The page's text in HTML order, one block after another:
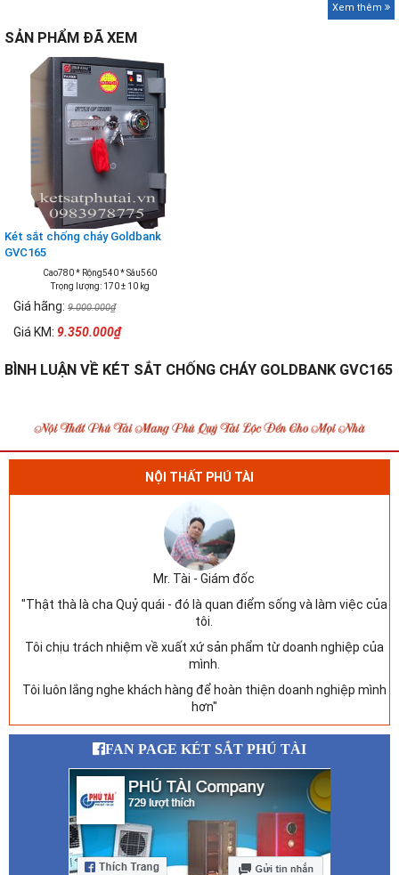
Xem thêm
SẢN PHẨM ĐÃ XEM
Két sắt chống cháy Goldbank
GVC165
Cao780 * Rộng540 * Sâu560
Trọng lượng: 170 ± 10 kg
Giá hãng: 9.000.000₫
Giá KM: 9.350.000₫
BÌNH LUẬN VỀ KÉT SẮT CHỐNG CHÁY GOLDBANK GVC165
NỘI THẤT PHÚ TÀI
Mr. Tài - Giám đốc
"Thật thà là cha Quỷ quái - đó là quan điểm sống và làm việc của
tôi.
Tôi chịu trách nhiệm về xuất xứ sản phẩm từ doanh nghiệp của
mình.
Tôi luôn lắng nghe khách hàng để hoàn thiện doanh nghiệp mình
hơn"
FAN PAGE KÉT SẮT PHÚ TÀI